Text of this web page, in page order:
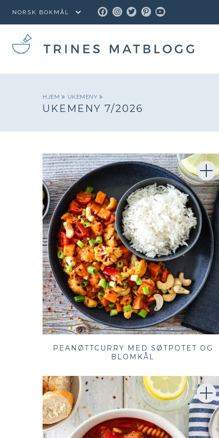
FACEBOOK
INSTAGRAM
TWITTER
PINTEREST
YOUTUBE
HJEM UKEMENY
UKEMENY 7/2026
PEANØTTCURRY MED SØTPOTET OG
BLOMKÅL